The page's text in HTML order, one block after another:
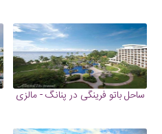
ساحل باتو فرینگی در پنانگ - مالزی